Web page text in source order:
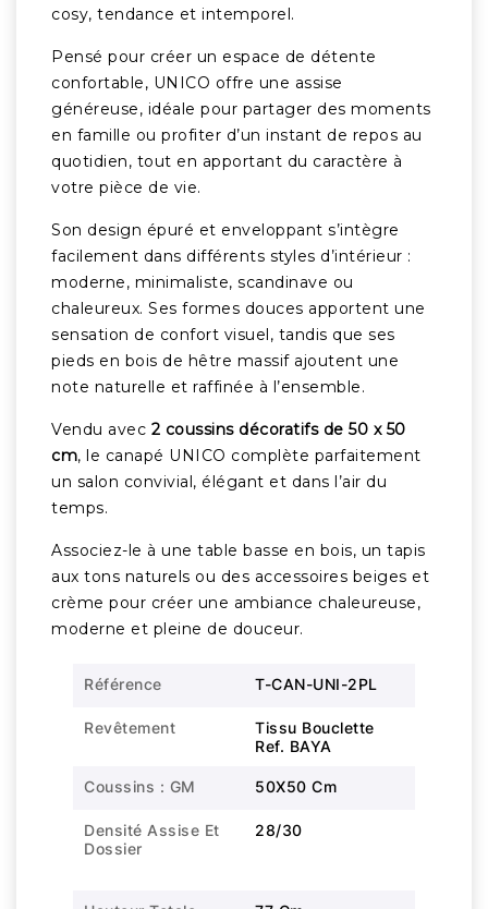
cosy, tendance et intemporel.
Pensé pour créer un espace de détente
confortable, UNICO offre une assise
généreuse, idéale pour partager des moments
en famille ou profiter d’un instant de repos au
quotidien, tout en apportant du caractère à
votre pièce de vie.
Son design épuré et enveloppant s’intègre
facilement dans différents styles d’intérieur :
moderne, minimaliste, scandinave ou
chaleureux. Ses formes douces apportent une
sensation de confort visuel, tandis que ses
pieds en bois de hêtre massif ajoutent une
note naturelle et raffinée à l’ensemble.
Vendu avec 2 coussins décoratifs de 50 x 50
cm, le canapé UNICO complète parfaitement
un salon convivial, élégant et dans l’air du
temps.
Associez-le à une table basse en bois, un tapis
aux tons naturels ou des accessoires beiges et
crème pour créer une ambiance chaleureuse,
moderne et pleine de douceur.
Référence T-CAN-UNI-2PL
Revêtement
Tissu Bouclette
Ref. BAYA
Coussins : GM 50X50 Cm
Densité Assise Et
Dossier
28/30